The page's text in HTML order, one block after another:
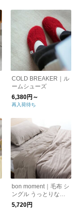
COLD BREAKER｜ル
ームシューズ
6,380円～
再入荷待ち
bon moment｜毛布 シ
ングル うっとりなめ
らかパフ とろける綿
入り3層毛布
5,720円